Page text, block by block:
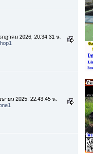
กฎาคม 2026, 20:34:31 น.
ายน 2025, 22:43:45 น.